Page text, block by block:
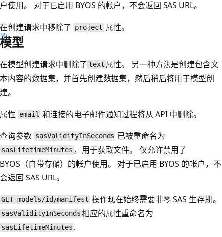
户使用。 对于已启用 BYOS 的帐户，不会返回 SAS URL。
在创建请求中移除了
project 属性。
模型
在模型创建请求中删除了 text 属性。 另一种方法是创建包含文
本内容的数据集，并首先创建数据集，然后稍后将用于模型创
建。
属性 email 和连接的电子邮件通知过程将从 API 中删除。
查询参数 sasValidityInSeconds 已被重命名为
sasLifetimeMinutes ，用于获取文件。 仅允许禁用了
BYOS（自带存储）的帐户使用。 对于已启用 BYOS 的帐户，不
会返回 SAS URL。
GET models/id/manifest 操作现在始终需要非零 SAS 生存期。
sasValidityInSeconds 相应的属性重命名为
sasLifetimeMinutes .